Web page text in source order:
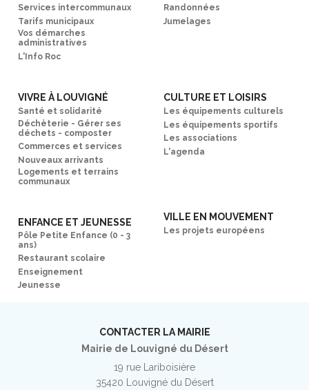
Services intercommunaux
Tarifs municipaux
Vos démarches
administratives
L'Info Roc
Randonnées
Jumelages
VIVRE À LOUVIGNÉ
Santé et solidarité
Déchèterie - Gérer ses
déchets - composter
Commerces et services
Nouveaux arrivants
Logements et terrains
communaux
CULTURE ET LOISIRS
Les équipements culturels
Les équipements sportifs
Les associations
L'agenda
ENFANCE ET JEUNESSE
Pôle Petite Enfance (0 - 3
ans)
Restaurant scolaire
Enseignement
Jeunesse
VILLE EN MOUVEMENT
Les projets européens
CONTACTER LA MAIRIE
Mairie de Louvigné du Désert
19 rue Lariboisière
35420 Louvigné du Désert